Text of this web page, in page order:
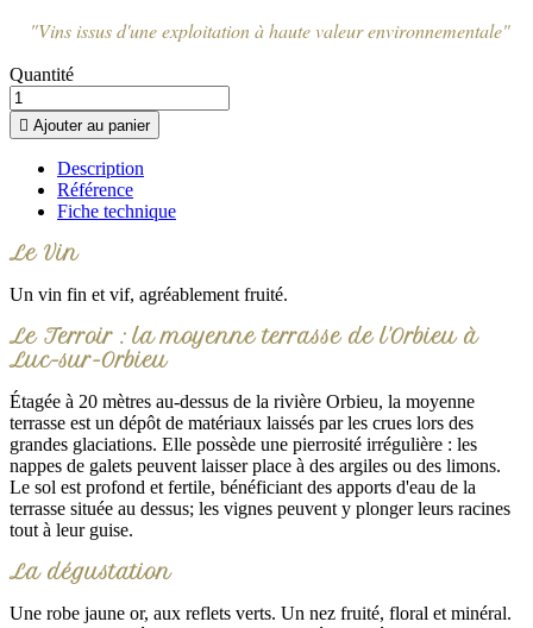
"Vins issus d'une exploitation à haute valeur environnementale"
Quantité
 Ajouter au panier
Description
Référence
Fiche technique
Le Vin
Un vin fin et vif, agréablement fruité.
Le Terroir : la moyenne terrasse de l'Orbieu à
Luc-sur-Orbieu
Étagée à 20 mètres au-dessus de la rivière Orbieu, la moyenne
terrasse est un dépôt de matériaux laissés par les crues lors des
grandes glaciations. Elle possède une pierrosité irrégulière : les
nappes de galets peuvent laisser place à des argiles ou des limons.
Le sol est profond et fertile, bénéficiant des apports d'eau de la
terrasse située au dessus; les vignes peuvent y plonger leurs racines
tout à leur guise.
La dégustation
Une robe jaune or, aux reflets verts. Un nez fruité, floral et minéral.